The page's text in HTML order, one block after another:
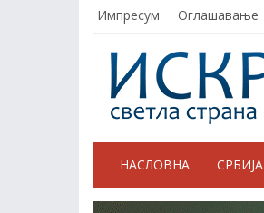
Импресум Оглашавање
НАСЛОВНА СРБИЈА